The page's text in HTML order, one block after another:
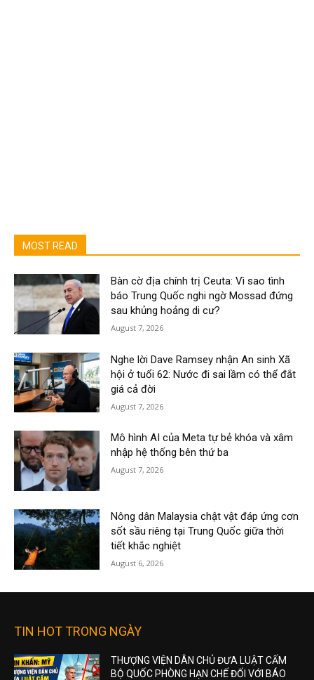
MOST READ
Bàn cờ địa chính trị Ceuta: Vì sao tình
báo Trung Quốc nghi ngờ Mossad đứng
sau khủng hoảng di cư?
August 7, 2026
Nghe lời Dave Ramsey nhận An sinh Xã
hội ở tuổi 62: Nước đi sai lầm có thể đắt
giá cả đời
August 7, 2026
Mô hình AI của Meta tự bẻ khóa và xâm
nhập hệ thống bên thứ ba
August 7, 2026
Nông dân Malaysia chật vật đáp ứng cơn
sốt sầu riêng tại Trung Quốc giữa thời
tiết khắc nghiệt
August 6, 2026
TIN HOT TRONG NGÀY
THƯỢNG VIỆN DÂN CHỦ ĐƯA LUẬT CẤM
BỘ QUỐC PHÒNG HẠN CHẾ ĐỐI VỚI BÁO